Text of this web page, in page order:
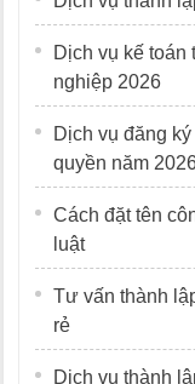
Dịch vụ kế toán
nghiệp 2026
Dịch vụ đăng
quyền năm
Cách đặt tên
luật
Tư vấn thành
rẻ
Dịch vụ thành